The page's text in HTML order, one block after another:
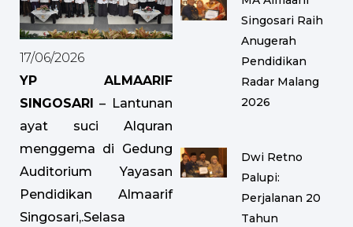
17/06/2026
YP ALMAARIF
SINGOSARI – Lantunan
ayat suci Alquran
menggema di Gedung
Auditorium Yayasan
Pendidikan Almaarif
Singosari,.Selasa
Singosari Raih
Anugerah
Pendidikan
Radar Malang
2026
Dwi Retno
Palupi:
Perjalanan 20
Tahun